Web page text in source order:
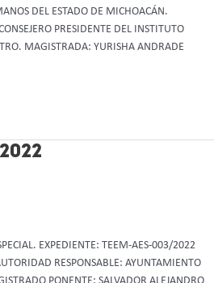
DEL ESTADO DE MICHOACÁN.
PRESIDENTE DEL INSTITUTO
MAGISTRADA: YURISHA ANDRADE
EXPEDIENTE: TEEM-AES-003/2022
RESPONSABLE: AYUNTAMIENTO
PONENTE: SALVADOR ALEJANDRO